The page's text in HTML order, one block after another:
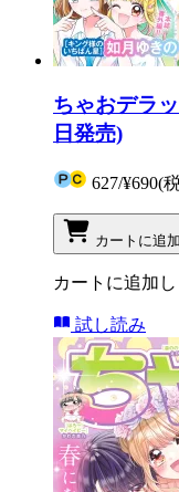
ちゃおデラ
日発売)
627/¥690(
カートに追加
カートに追加
試し読み